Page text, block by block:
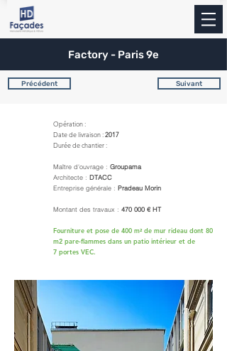
Factory - Paris 9e
Précédent Suivant
Opération :
Date de livraison :2017
Durée de chantier :
Maître d'ouvrage : Groupama
Architecte : DTACC
Entreprise générale : Pradeau Morin
Montant des travaux : 470 000 € HT
Fourniture et pose de 400 m² de mur rideau dont 80
m2 pare-flammes dans un patio intérieur et de
7 portes VEC.